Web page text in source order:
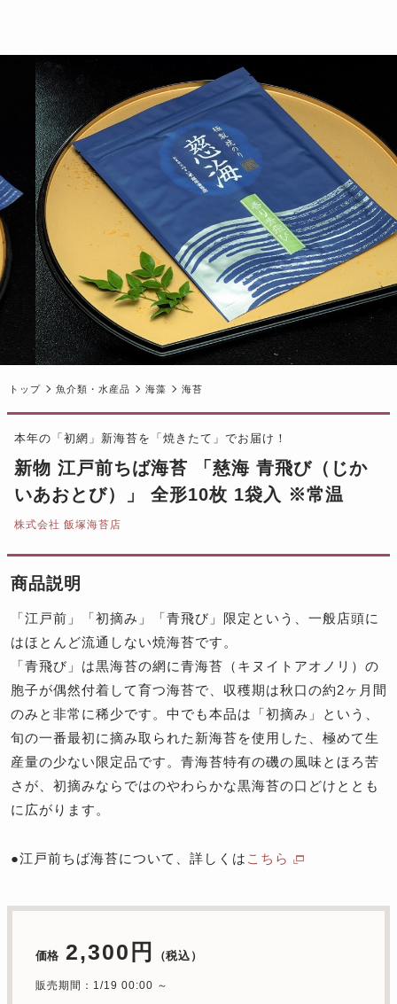
トップ 魚介類・水産品 海藻 海苔
本年の「初網」新海苔を「焼きたて」でお届け！
新物 江戸前ちば海苔 「慈海 青飛び（じか
いあおとび）」 全形10枚 1袋入 ※常温
株式会社 飯塚海苔店
商品説明
「江戸前」「初摘み」「青飛び」限定という、一般店頭に
はほとんど流通しない焼海苔です。
「青飛び」は黒海苔の網に青海苔（キヌイトアオノリ）の
胞子が偶然付着して育つ海苔で、収穫期は秋口の約2ヶ月間
のみと非常に稀少です。中でも本品は「初摘み」という、
旬の一番最初に摘み取られた新海苔を使用した、極めて生
産量の少ない限定品です。青海苔特有の磯の風味とほろ苦
さが、初摘みならではのやわらかな黒海苔の口どけととも
に広がります。
●江戸前ちば海苔について、詳しくは こちら
価格 2,300円 （税込）
販売期間：1/19 00:00 ～